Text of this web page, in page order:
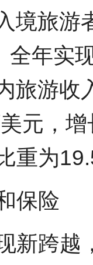
境旅游
全年实
旅游收
元，
重为
保险
新跨越